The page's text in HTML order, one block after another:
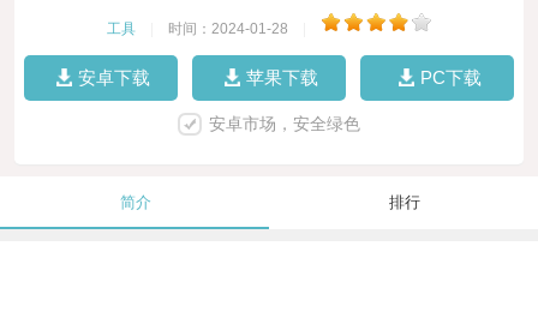
工具 时间：2024-01-28
安卓下载 苹果下载 PC下载
安卓市场，安全绿色
简介 排行